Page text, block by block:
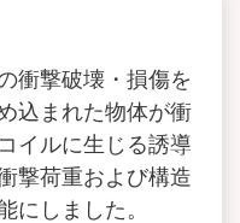
衝撃破壊・損傷を
込まれた物体が衝
イルに生じる誘導
撃荷重および構造
にしました。